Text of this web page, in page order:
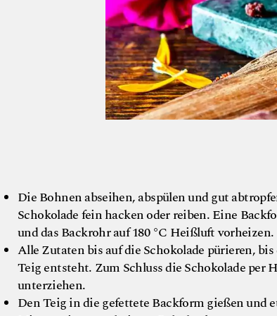
Die Bohnen abseihen, abspülen und gut
Schokolade fein hacken oder reiben. Eine
und das Backrohr auf 180 °C Heißluft vorheizen.
Alle Zutaten bis auf die Schokolade pürieren,
Teig entsteht. Zum Schluss die Schokolade per
unterziehen.
Den Teig in die gefettete Backform gießen und